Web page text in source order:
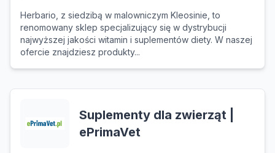
Herbario, z siedzibą w malowniczym Kleosinie, to
renomowany sklep specjalizujący się w dystrybucji
najwyższej jakości witamin i suplementów diety. W naszej
ofercie znajdziesz produkty...
Suplementy dla zwierząt |
ePrimaVet